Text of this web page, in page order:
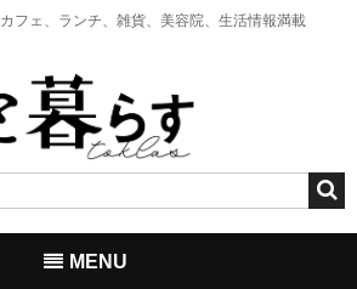
カフェ、ランチ、雑貨、美容院、生活情報満載
MENU